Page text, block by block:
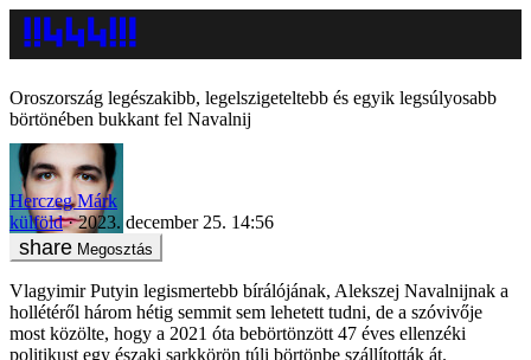
Oroszország legészakibb, legelszigeteltebb és egyik legsúlyosabb
börtönében bukkant fel Navalnij
Herczeg Márk
külföld
2023. december 25. 14:56
Megosztás
Vlagyimir Putyin legismertebb bírálójának, Alekszej Navalnijnak a
hollétéről három hétig semmit sem lehetett tudni, de a szóvivője
most közölte, hogy a 2021 óta bebörtönzött 47 éves ellenzéki
politikust egy északi sarkkörön túli börtönbe szállították át.